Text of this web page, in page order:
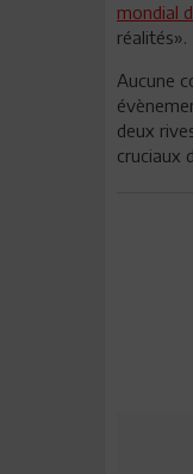
mondial
réalités».
Aucune
deux
cruciaux